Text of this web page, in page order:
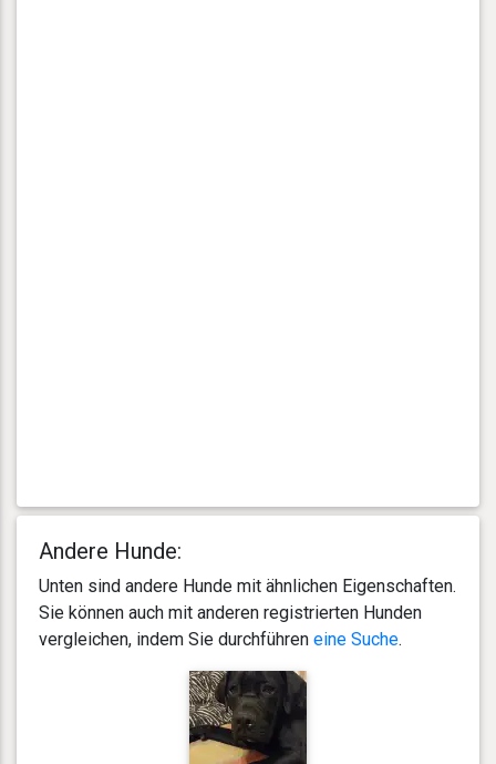
Andere Hunde:
Unten sind andere Hunde mit ähnlichen Eigenschaften.
Sie können auch mit anderen registrierten Hunden
vergleichen, indem Sie durchführen eine Suche.